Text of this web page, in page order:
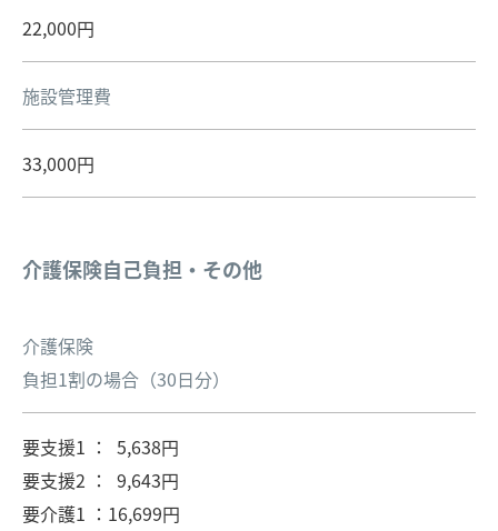
22,000円
施設管理費
33,000円
介護保険自己負担・その他
介護保険
負担1割の場合（30日分）
要支援1 ： 5,638円
要支援2 ： 9,643円
要介護1 ：16,699円